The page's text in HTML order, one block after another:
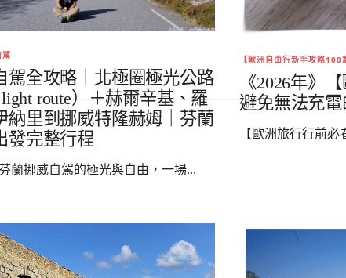
駕全攻略｜北極圈極光公路
light route）＋赫爾辛基、羅
納里到挪威特隆赫姆｜芬蘭
發完整行程
蘭挪威自駕的極光與自由，一場...
【歐洲自由行新手攻略100
《2026年》
避免無法充電
【歐洲旅行行前